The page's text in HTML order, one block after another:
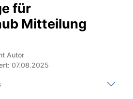
für
Mitteilung
Autor
07.08.2025